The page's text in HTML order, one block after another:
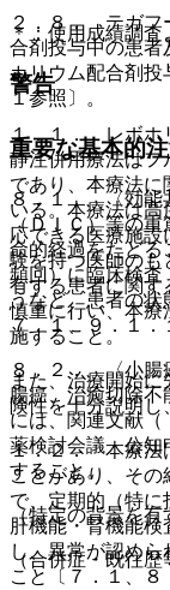
２．８． テガフ
合剤投与中の患者
カリウム配合剤投
１参照〕。
重要な基本的
８．１． 〈効能
（ＤＩＣ）等の
命的経過をたどる
頻回）に臨床検査
うなど、患者の
７．１、９．１．
８．２． 〈小腸
腸癌、治癒切除不
には、関連文献（
薬検討会議 公知
すること。
（特定の背景を有
（合併症・既往歴
＊：使用成績調
警告
１．１． レボホ
静注併用療法はフ
であり、本療法に
いる。本療法は
応できる医療施設
験を持つ医師のも
有する患者に関す
慎重に行い、本療
施すること。
また、治療開始
険性を十分説明し
１．２． 本療法
ことがあり、そ
で、定期的（特に
肝機能・腎機能
し、異常が認め
こと〔７．１、８